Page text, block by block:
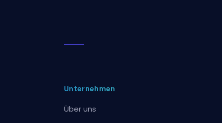
Unternehmen
Über uns